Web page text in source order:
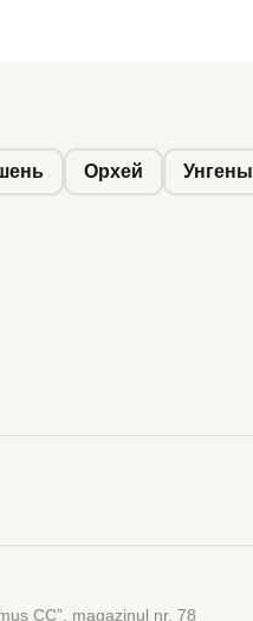
Орхей Унгены
CC”, magazinul nr. 78